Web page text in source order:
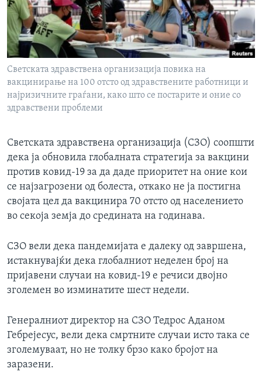
ИНТЕРВЈУА
Јазици
Светската здравствена организација повика на
вакцинирање на 100 отсто од здравствените работници и
најризичните граѓани, како што се постарите и оние со
здравствени проблеми
Светската здравствена организација (СЗО) соопшти
дека ја обновила глобалната стратегија за вакцини
против ковид-19 за да даде приоритет на оние кои
се најзагрозени од болеста, откако не ја постигна
својата цел да вакцинира 70 отсто од населението
во секоја земја до средината на годинава.
СЗО вели дека пандемијата е далеку од завршена,
истакнувајќи дека глобалниот неделен број на
пријавени случаи на ковид-19 е речиси двојно
зголемен во изминатите шест недели.
Генералниот директор на СЗО Тедрос Аданом
Гебрејесус, вели дека смртните случаи исто така се
зголемуваат, но не толку брзо како бројот на
заразени.